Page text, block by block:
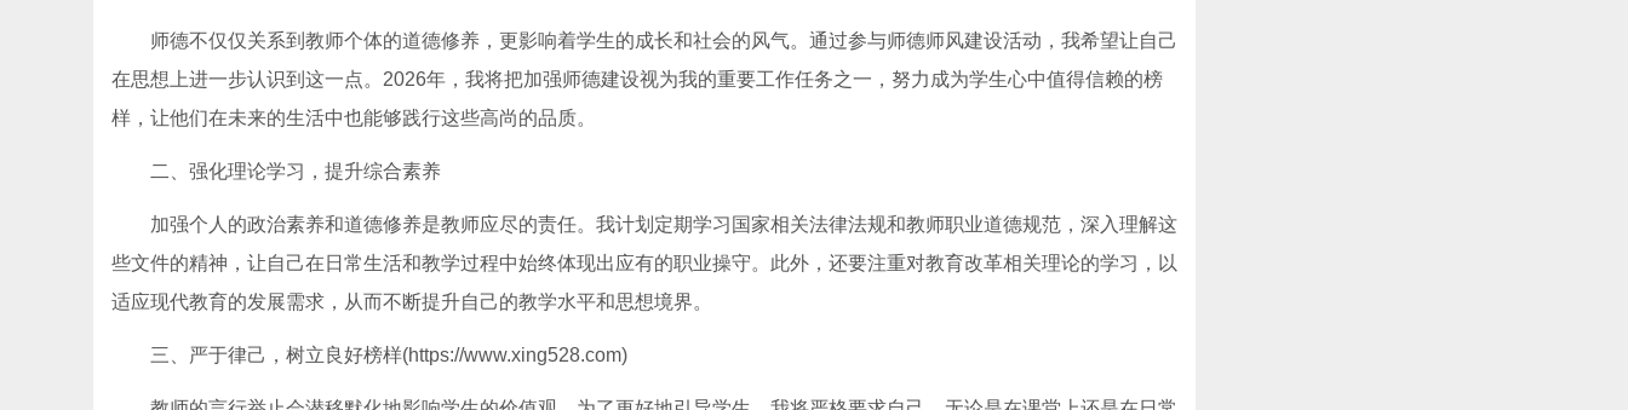
师德不仅仅关系到教师个体的道德修养，更影响着学生的成长和社会的风气。通过参与师德师风建设活动，我希望让自己
在思想上进一步认识到这一点。2026年，我将把加强师德建设视为我的重要工作任务之一，努力成为学生心中值得信赖的榜
样，让他们在未来的生活中也能够践行这些高尚的品质。
二、强化理论学习，提升综合素养
加强个人的政治素养和道德修养是教师应尽的责任。我计划定期学习国家相关法律法规和教师职业道德规范，深入理解这
些文件的精神，让自己在日常生活和教学过程中始终体现出应有的职业操守。此外，还要注重对教育改革相关理论的学习，以
适应现代教育的发展需求，从而不断提升自己的教学水平和思想境界。
三、严于律己，树立良好榜样(https://www.xing528.com)